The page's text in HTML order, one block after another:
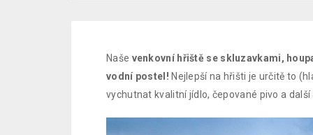
Naše venkovní hřiště se skluzavkami,
vodní postel! Nejlepší na hřišti je určitě to
vychutnat kvalitní jídlo, čepované pivo a další